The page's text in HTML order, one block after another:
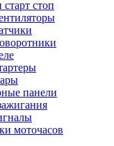
стоп
панели
моточасов